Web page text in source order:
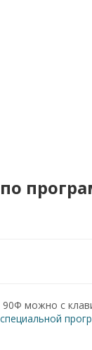
можно с
специальной